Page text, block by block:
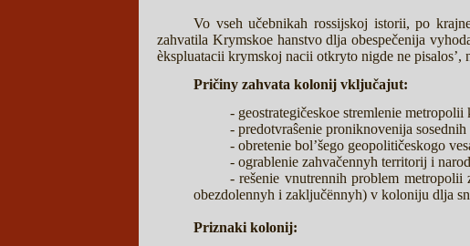
Vo vseh učebnikah rossijskoj istorii, po
zahvatila Krymskoe hanstvo dlja obespečenija
èkspluatacii krymskoj nacii otkryto nigde ne pisalos’,
Pričiny zahvata kolonij vključajut:
- geostrategičeskoe stremlenie
- predotvraŝenie proniknovenija
- obretenie bol’šego geopolitičeskogo
- ograblenie zahvačennyh territorij i
- rešenie vnutrennih problem metropolii
obezdolennyh i zaključënnyh) v koloniju dlja
Priznaki kolonij: